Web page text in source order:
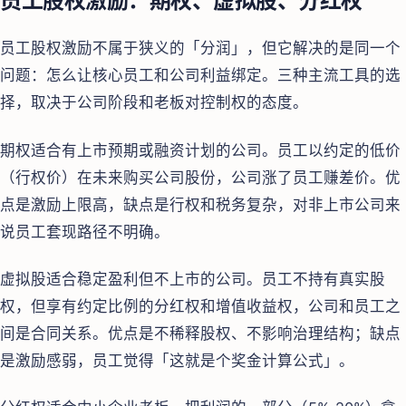
员工股权激励不属于狭义的「分润」，但它解决的是同一个
问题：怎么让核心员工和公司利益绑定。三种主流工具的选
择，取决于公司阶段和老板对控制权的态度。
期权适合有上市预期或融资计划的公司。员工以约定的低价
（行权价）在未来购买公司股份，公司涨了员工赚差价。优
点是激励上限高，缺点是行权和税务复杂，对非上市公司来
说员工套现路径不明确。
虚拟股适合稳定盈利但不上市的公司。员工不持有真实股
权，但享有约定比例的分红权和增值收益权，公司和员工之
间是合同关系。优点是不稀释股权、不影响治理结构；缺点
是激励感弱，员工觉得「这就是个奖金计算公式」。